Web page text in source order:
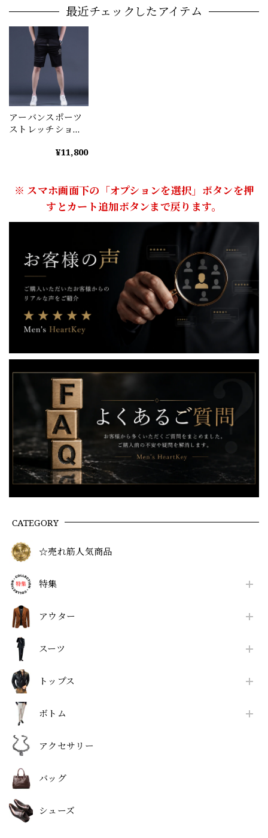
CATEGORY
☆売れ筋人気商品
特集
アウター
スーツ
トップス
ボトム
アクセサリー
バッグ
シューズ
最近チェックしたアイテム
アーバンスポーツ
ストレッチショー
ーフパンツ M1043
¥11,800
※ スマホ画面下の「オプションを選択」ボタンを押
すとカート追加ボタンまで戻ります。